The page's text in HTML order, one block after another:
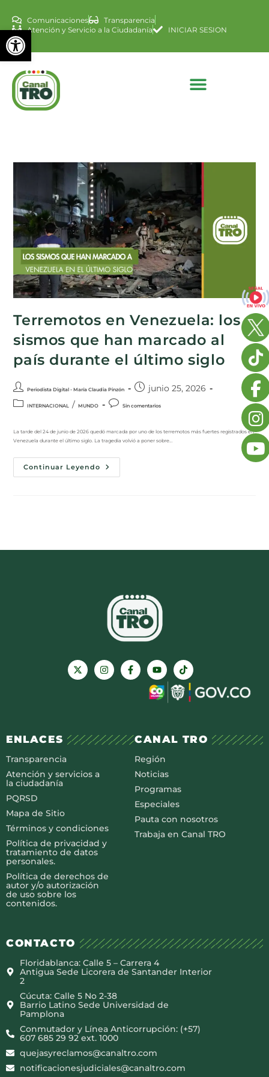
Abrir barra de
Comunicaciones
Transparencia
Atención y Servicio a la Ciudadanía
INICIAR SESION
Terremotos en Venezuela: los
sismos que han marcado al
país durante el último siglo
Periodista Digital - María Claudia Pinzón junio 25, 2026
INTERNACIONAL / MUNDO Sin comentarios
La tarde del 24 de junio de 2026 quedó marcada por uno de los terremotos más fuertes registrados en
Venezuela durante el último siglo. La tragedia volvió a poner sobre…
Continuar Leyendo
ENLACES
Transparencia
Atención y servicios a
la ciudadanía
PQRSD
Mapa de Sitio
Términos y condiciones
Política de privacidad y
tratamiento de datos
personales.
Política de derechos de
autor y/o autorización
de uso sobre los
contenidos.
CANAL TRO
Región
Noticias
Programas
Especiales
Pauta con nosotros
Trabaja en Canal TRO
CONTACTO
Floridablanca: Calle 5 – Carrera 4
Antigua Sede Licorera de Santander Interior
2
Cúcuta: Calle 5 No 2-38
Barrio Latino Sede Universidad de
Pamplona
Conmutador y Línea Anticorrupción: (+57)
607 685 29 92 ext. 1000
quejasyreclamos@canaltro.com
notificacionesjudiciales@canaltro.com